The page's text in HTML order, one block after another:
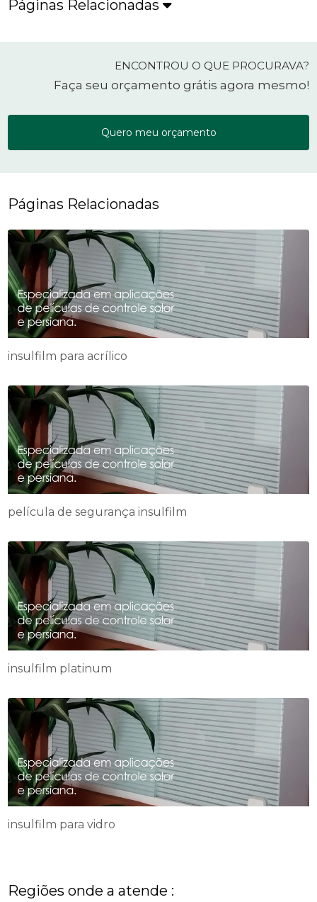
Páginas Relacionadas
ENCONTROU O QUE PROCURAVA?
Faça seu orçamento grátis agora mesmo!
Quero meu orçamento
Páginas Relacionadas
insulfilm para acrílico
película de segurança insulfilm
insulfilm platinum
insulfilm para vidro
Regiões onde a atende :